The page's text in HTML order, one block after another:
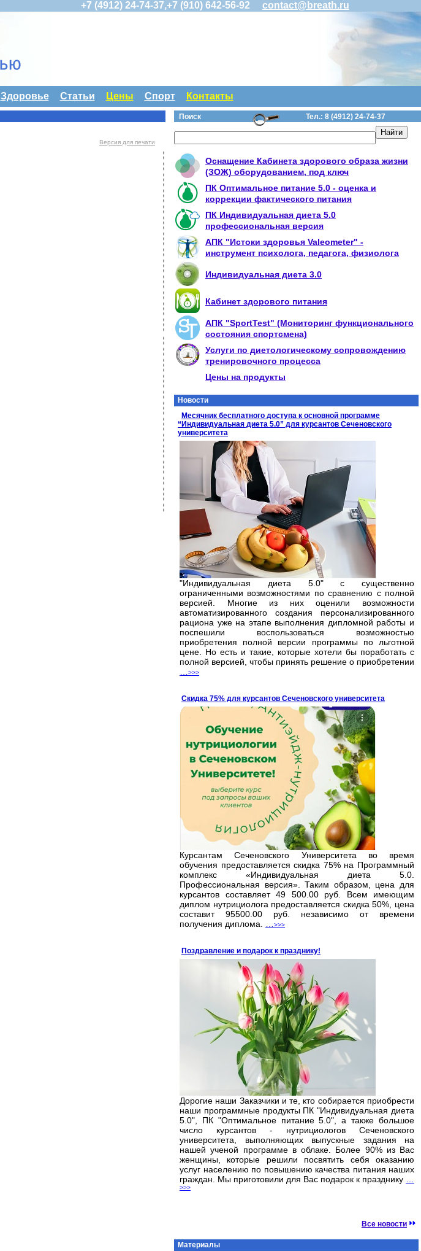
+7 (4912) 24-74-37,+7 (910) 642-56-92 contact@breath.ru
Здоровье Статьи Цены Спорт Контакты
Версия для печати
Поиск Тел.: 8 (4912) 24-74-37
Оснащение Кабинета здорового образа жизни
(ЗОЖ) оборудованием, под ключ
ПК Оптимальное питание 5.0 - оценка и
коррекции фактического питания
ПК Индивидуальная диета 5.0
профессиональная версия
АПК "Истоки здоровья Valeometer" -
инструмент психолога, педагога, физиолога
Индивидуальная диета 3.0
Кабинет здорового питания
АПК "SportTest" (Мониторинг функционального
состояния спортсмена)
Услуги по диетологическому сопровождению
тренировочного процесса
Цены на продукты
Новости
Месячник бесплатного доступа к основной программе
“Индивидуальная диета 5.0” для курсантов Сеченовского
университета
"Индивидуальная диета 5.0" с существенно
ограниченными возможностями по сравнению с полной
версией. Многие из них оценили возможности
автоматизированного создания персонализированного
рациона уже на этапе выполнения дипломной работы и
поспешили воспользоваться возможностью
приобретения полной версии программы по льготной
цене. Но есть и такие, которые хотели бы поработать с
полной версией, чтобы принять решение о приобретении
>>>
Cкидка 75% для курсантов Сеченовского университета
Курсантам Сеченовского Университета во время
обучения предоставляется скидка 75% на Программный
комплекс «Индивидуальная диета 5.0.
Профессиональная версия». Таким образом, цена для
курсантов составляет 49 500.00 руб. Всем имеющим
диплом нутрициолога предоставляется скидка 50%, цена
составит 95500.00 руб. независимо от времени
получения диплома.
>>>
Поздравление и подарок к празднику!
Дорогие наши Заказчики и те, кто собирается приобрести
наши программные продукты ПК "Индивидуальная диета
5.0", ПК "Оптимальное питание 5.0", а также большое
число курсантов - нутрициологов Сеченовского
университета, выполняющих выпускные задания на
нашей ученой программе в облаке. Более 90% из Вас
женщины, которые решили посвятить себя оказанию
услуг населению по повышению качества питания наших
граждан. Мы приготовили для Вас подарок к празднику
>>>
Все новости
Материалы